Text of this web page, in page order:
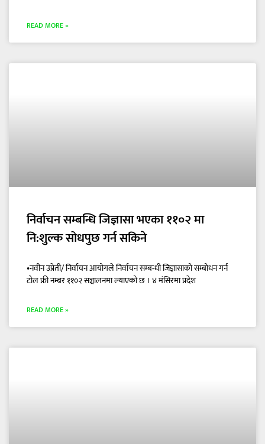
READ MORE »
निर्वाचन सम्बन्धि जिज्ञासा भएका ११०२ मा
नि:शुल्क सोधपुछ गर्न सकिने
•नवीन उप्रेती/ निर्वाचन आयोगले निर्वाचन सम्बन्धी जिज्ञासाको सम्बोधन गर्न
टोल फ्री नम्बर ११०२ सञ्चालनमा ल्याएको छ । ४ मंसिरमा प्रदेश
READ MORE »